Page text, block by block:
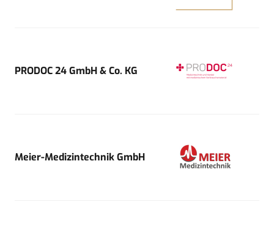
PRODOC 24 GmbH & Co. KG
Meier-Medizintechnik GmbH